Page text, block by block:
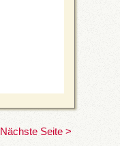
Nächste Seite >